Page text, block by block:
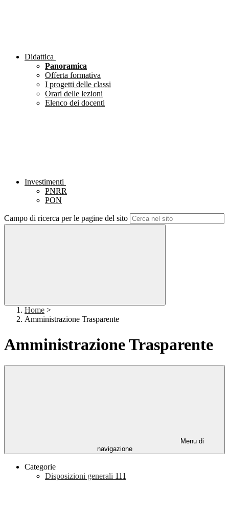
Didattica
Panoramica
Offerta formativa
I progetti delle classi
Orari delle lezioni
Elenco dei docenti
Investimenti
PNRR
PON
Campo di ricerca per le pagine del sito
Home >
Amministrazione Trasparente
Amministrazione Trasparente
Menu di
navigazione
Categorie
Disposizioni generali 111